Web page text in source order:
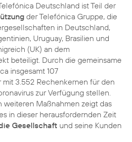
Deutschland ist Teil der
der Telefónica Gruppe, die
in Deutschland,
Uruguay, Brasilien und
(UK) an dem
beteiligt. Durch die gemeinsame
insgesamt 107
3.552 Rechenkernen für den
zur Verfügung stellen.
weiteren Maßnahmen zeigt das
in dieser herausfordernden Zeit
Gesellschaft und seine Kunden